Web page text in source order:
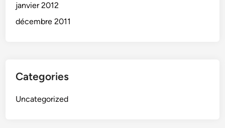
janvier 2012
décembre 2011
Categories
Uncategorized